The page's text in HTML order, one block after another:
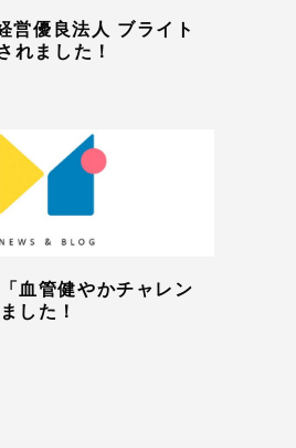
営優良法人 ブライト
れました！
血管健やかチャレン
した！